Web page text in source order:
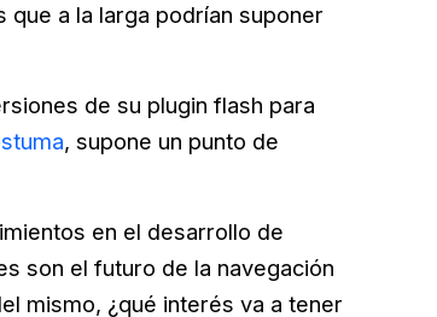
que a la larga podrían suponer
de su plugin flash para
, supone un punto de
en el desarrollo de
son el futuro de la navegación
mismo, ¿qué interés va a tener